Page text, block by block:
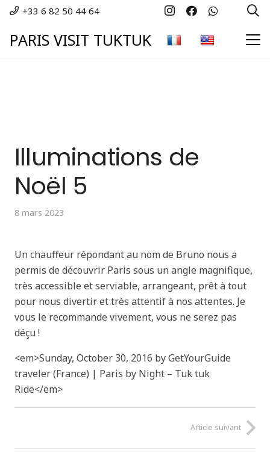
+33 6 82 50 44 64
PARIS VISIT TUKTUK
Illuminations de
Noël 5
8 mars 2023
Un chauffeur répondant au nom de Bruno nous a
permis de découvrir Paris sous un angle magnifique,
très accessible et serviable, arrangeant, prêt à tout
pour nous divertir et très attentif à nos attentes. Je
vous le recommande vivement, vous ne serez pas
déçu !
<em>Sunday, October 30, 2016 by GetYourGuide
traveler (France) | Paris by Night – Tuk tuk
Ride</em>
Article suivant